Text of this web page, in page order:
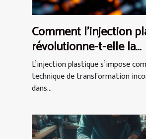
Comment l'injection
révolutionne-t-elle la
production
L’injection plastique s’impose
technique de transformation
dans...